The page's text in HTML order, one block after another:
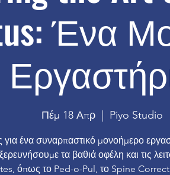
Ένα
Πέμ 18 Απρ
  |
Piyo Studio
για ένα συναρπαστικό μονοήμερο
τα βαθιά οφέλη και τις
όπως το Ped-o-Pul, το Spine